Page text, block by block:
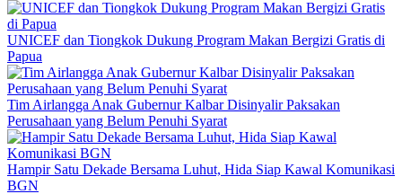
UNICEF dan Tiongkok Dukung Program Makan Bergizi Gratis di
Papua
Tim Airlangga Anak Gubernur Kalbar Disinyalir Paksakan
Perusahaan yang Belum Penuhi Syarat
Hampir Satu Dekade Bersama Luhut, Hida Siap Kawal Komunikasi
BGN